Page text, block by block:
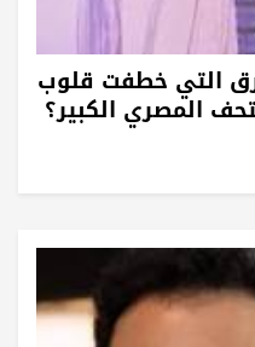
التي خطفت قلوب
المصري الكبير؟